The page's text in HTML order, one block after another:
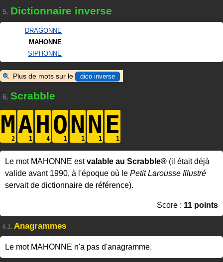
5. Dictionnaire inverse
DRAGONNE
MAHONNE
SIPHONNE
Plus de mots sur le dico inverse
6. Scrabble
MAHONNE
Le mot MAHONNE estvalable au Scrabble® (il était déjà
valide avant 1990, à l'époque où le Petit Larousse Illustré
servait de dictionnaire de référence).
Score : 11 points
6.1. Anagrammes
Le mot MAHONNE n'a pas d'anagramme.